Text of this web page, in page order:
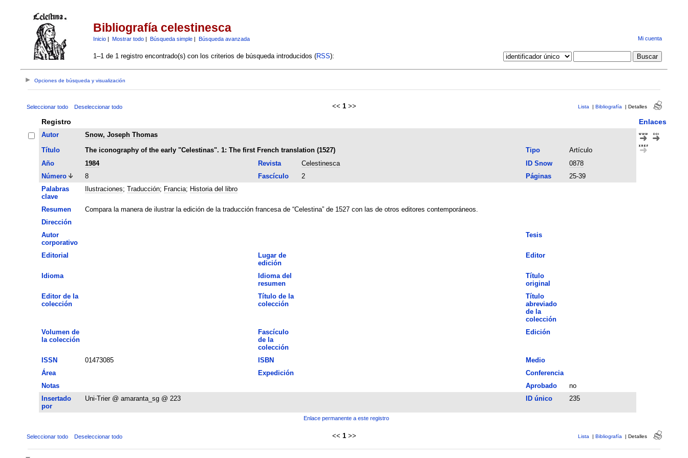
Bibliografía celestinesca
Inicio| Mostrar todo| Búsqueda simple| Búsqueda avanzada Mi cuenta
1–1 de 1 registro encontrado(s) con los criterios de búsqueda introducidos (RSS):
Opciones de búsqueda y visualización
Seleccionar todo Deseleccionar todo << 1 >> Lista | Bibliografía | Detalles
Registro Enlaces
Autor
Snow, Joseph Thomas
Título
The iconography of the early "Celestinas". 1: The first French translation (1527) Tipo
Artículo
Año
1984 Revista Celestinesca ID Snow
0878
Número
8 Fascículo 2 Páginas
25-39
Palabras
clave
Ilustraciones; Traducción; Francia; Historia del libro
Resumen
Compara la manera de ilustrar la edición de la traducción francesa de “Celestina” de 1527 con las de otros editores contemporáneos.
Dirección
Autor
corporativo
Tesis
Editorial
Lugar de
edición
Editor
Idioma
Idioma del
resumen
Título
original
Editor de la
colección
Título de la
colección
Título
abreviado
de la
colección
Volumen de
la colección
Fascículo
de la
colección
Edición
ISSN 01473085 ISBN
Medio
Área
Expedición
Conferencia
Notas
Aprobado
no
Insertado
por
Uni-Trier @ amaranta_sg @ 223 ID único 235
Enlace permanente a este registro
Seleccionar todo Deseleccionar todo << 1 >> Lista | Bibliografía | Detalles